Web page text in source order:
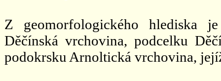
Z geomorfologického hlediska
Děčínská vrchovina, podcelku
podokrsku Arnoltická vrchovina,